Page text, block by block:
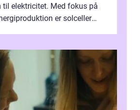
til elektricitet. Med fokus på
er solceller